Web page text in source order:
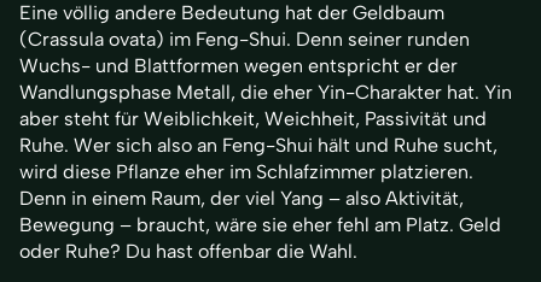
Eine völlig andere Bedeutung hat der Geldbaum
(Crassula ovata) im Feng-Shui. Denn seiner runden
Wuchs- und Blattformen wegen entspricht er der
Wandlungsphase Metall, die eher Yin-Charakter hat. Yin
aber steht für Weiblichkeit, Weichheit, Passivität und
Ruhe. Wer sich also an Feng-Shui hält und Ruhe sucht,
wird diese Pflanze eher im Schlafzimmer platzieren.
Denn in einem Raum, der viel Yang – also Aktivität,
Bewegung – braucht, wäre sie eher fehl am Platz. Geld
oder Ruhe? Du hast offenbar die Wahl.